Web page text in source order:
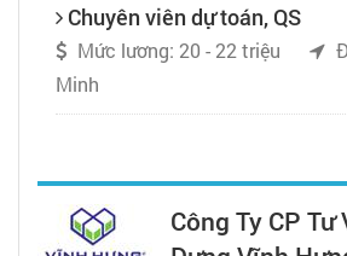
Chuyên viên dự toán, QS
Mức lương: 20 - 22 triệu
Minh
Công Ty CP Tư